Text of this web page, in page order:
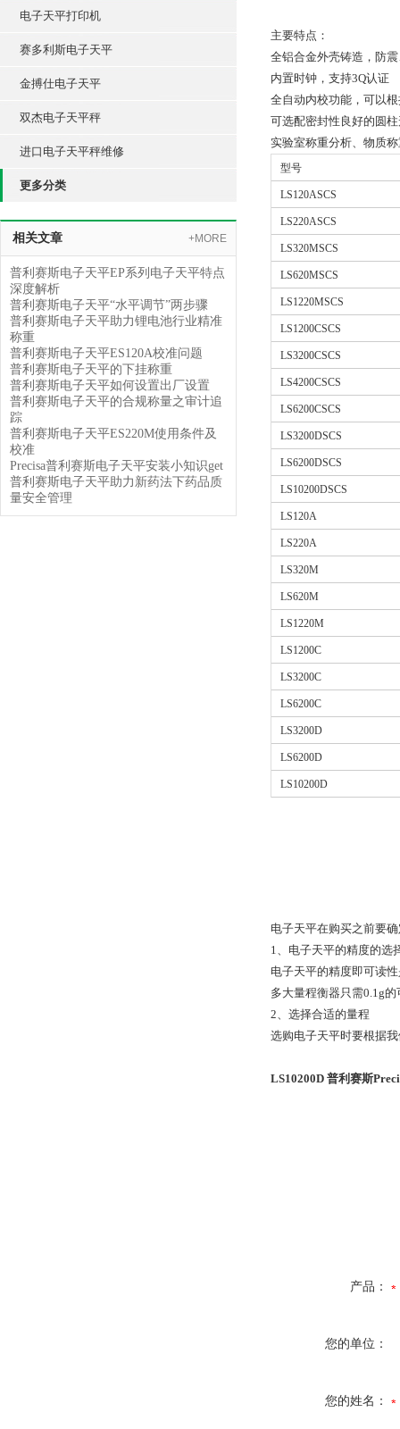
电子天平打印机
赛多利斯电子天平
金搏仕电子天平
双杰电子天平秤
进口电子天平秤维修
更多分类
相关文章 +MORE
普利赛斯电子天平EP系列电子天平特点
深度解析
普利赛斯电子天平“水平调节”两步骤
普利赛斯电子天平助力锂电池行业精准
称重
普利赛斯电子天平ES120A校准问题
普利赛斯电子天平的下挂称重
普利赛斯电子天平如何设置出厂设置
普利赛斯电子天平的合规称量之审计追
踪
普利赛斯电子天平ES220M使用条件及
校准
Precisa普利赛斯电子天平安装小知识get
普利赛斯电子天平助力新药法下药品质
量安全管理
主要特点：
全铝合金外壳铸造，防
内置时钟，支持3Q认证
全自动内校功能，可以
可选配密封性良好的圆
实验室称重分析、物质
型号
LS120ASCS
LS220ASCS
LS320MSCS
LS620MSCS
LS1220MSCS
LS1200CSCS
LS3200CSCS
LS4200CSCS
LS6200CSCS
LS3200DSCS
LS6200DSCS
LS10200DSCS
LS120A
LS220A
LS320M
LS620M
LS1220M
LS1200C
LS3200C
LS6200C
LS3200D
LS6200D
LS10200D
电子天平在购买之前要
1、电子天平的精度的选
电子天平的精度即可读
多大量程衡器只需0.1g
2、选择合适的量程
选购电子天平时要根据
LS10200D 普利赛斯
产品：
您的单位：
您的姓名：